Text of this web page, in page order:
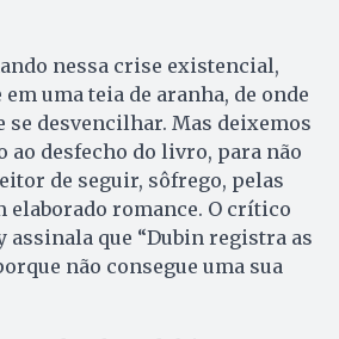
nessa crise existencial,
uma teia de aranha, de onde
se desvencilhar. Mas deixemos
ao desfecho do livro, para não
de seguir, sôfrego, pelas
elaborado romance. O crítico
assinala que “Dubin registra as
não consegue uma sua